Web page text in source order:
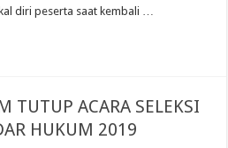
diri peserta saat kembali …
TUTUP ACARA SELEKSI
HUKUM 2019